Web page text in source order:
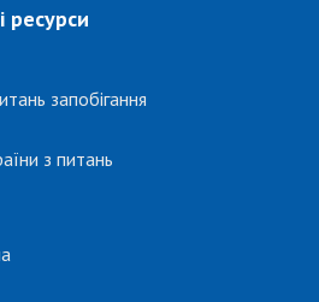
ресурси
запобігання
з питань